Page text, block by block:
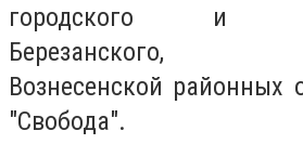
городского и
Березанского,
Вознесенской районных
"Свобода".